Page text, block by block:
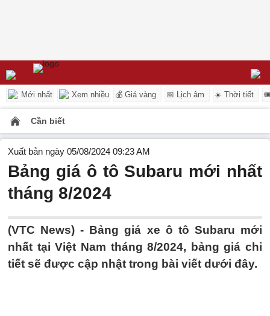
Mới nhất Xem nhiều 💰 Giá vàng 📅 Lịch âm ☀️ Thời tiết
Cần biết
Xuất bản ngày 05/08/2024 09:23 AM
Bảng giá ô tô Subaru mới nhất
tháng 8/2024
(VTC News) - Bảng giá xe ô tô Subaru mới
nhất tại Việt Nam tháng 8/2024, bảng giá chi
tiết sẽ được cập nhật trong bài viết dưới đây.